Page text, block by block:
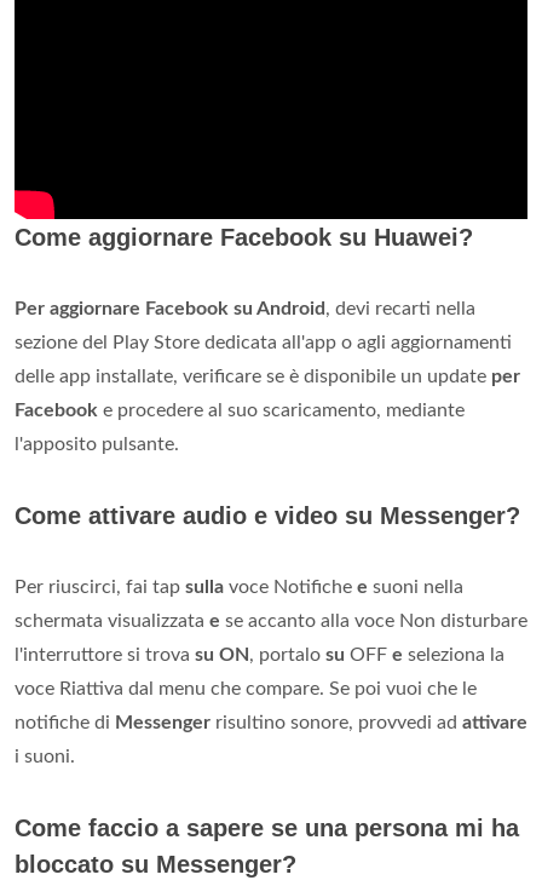
Come aggiornare Facebook su Huawei?
Per aggiornare Facebook su Android , devi recarti nella
sezione del Play Store dedicata all'app o agli aggiornamenti
delle app installate, verificare se è disponibile un update per
Facebook e procedere al suo scaricamento, mediante
l'apposito pulsante.
Come attivare audio e video su Messenger?
Per riuscirci, fai tap sulla voce Notifiche e suoni nella
schermata visualizzata e se accanto alla voce Non disturbare
l'interruttore si trova su ON, portalo su OFF e seleziona la
voce Riattiva dal menu che compare. Se poi vuoi che le
notifiche di Messenger risultino sonore, provvedi ad attivare
i suoni.
Come faccio a sapere se una persona mi ha
bloccato su Messenger?